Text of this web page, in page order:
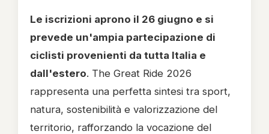
Le iscrizioni aprono il 26 giugno e si
prevede un'ampia partecipazione di
ciclisti provenienti da tutta Italia e
dall'estero. The Great Ride 2026
rappresenta una perfetta sintesi tra sport,
natura, sostenibilità e valorizzazione del
territorio, rafforzando la vocazione del